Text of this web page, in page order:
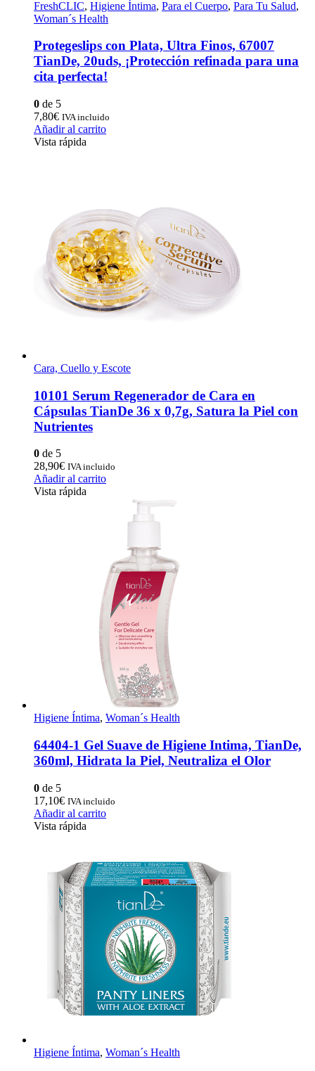
FreshCLIC, Higiene Íntima, Para el Cuerpo, Para Tu Salud,
Woman´s Health
Protegeslips con Plata, Ultra Finos, 67007
TianDe, 20uds, ¡Protección refinada para una
cita perfecta!
0 de 5
7,80€ IVA incluido
Añadir al carrito
Vista rápida
Cara, Cuello y Escote
10101 Serum Regenerador de Cara en
Cápsulas TianDe 36 x 0,7g, Satura la Piel con
Nutrientes
0 de 5
28,90€ IVA incluido
Añadir al carrito
Vista rápida
Higiene Íntima, Woman´s Health
64404-1 Gel Suave de Higiene Intima, TianDe,
360ml, Hidrata la Piel, Neutraliza el Olor
0 de 5
17,10€ IVA incluido
Añadir al carrito
Vista rápida
Higiene Íntima, Woman´s Health